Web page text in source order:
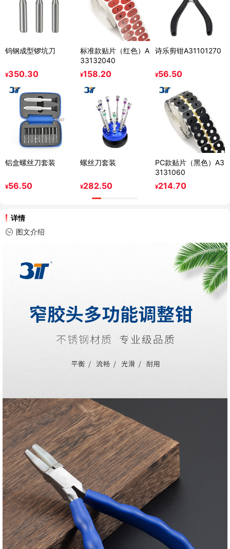
钨钢成型锣坑刀
¥350.30
标准款贴片（红色）A
33132040
¥158.20
诗乐剪钳A31101270
¥56.50
铝盒螺丝刀套装
¥56.50
螺丝刀套装
¥282.50
PC款贴片（黑色）A3
3131060
¥214.70
详情
图文介绍